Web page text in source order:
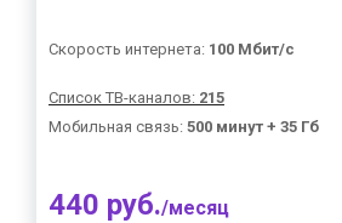
Скорость интернета: 100 Мбит/с
Список ТВ-каналов: 215
Мобильная связь: 500 минут + 35 Гб
440 руб./месяц